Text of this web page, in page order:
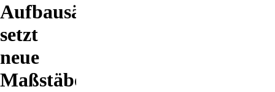
Aufbausämaschine
setzt
neue
Maßstäbe